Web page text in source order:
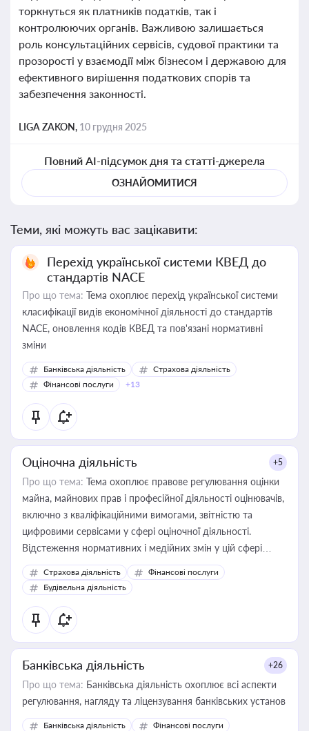
торкнуться як платників податків, так і
контролюючих органів. Важливою залишається
роль консультаційних сервісів, судової практики та
прозорості у взаємодії між бізнесом і державою для
ефективного вирішення податкових спорів та
забезпечення законності.
LIGA ZAKON, 10 грудня 2025
Повний AI-підсумок дня та статті-джерела
ОЗНАЙОМИТИСЯ
Теми, які можуть вас зацікавити:
Перехід української системи КВЕД до
стандартів NACE
Про що тема: Тема охоплює перехід української системи
класифікації видів економічної діяльності до стандартів
NACE, оновлення кодів КВЕД та пов'язані нормативні
зміни
Банківська діяльність
Страхова діяльність
Фінансові послуги
+13
Оціночна діяльність +5
Про що тема: Тема охоплює правове регулювання оцінки
майна, майнових прав і професійної діяльності оцінювачів,
включно з кваліфікаційними вимогами, звітністю та
цифровими сервісами у сфері оціночної діяльності.
Відстеження нормативних і медійних змін у цій сфері
корисне для власника бізнесу, керівника, юриста або
бухгалтера під час оподаткування, приватизації, оренди
державного майна, корпоративних угод і перевірки
статусу суб'єктів оціночної діяльності
Страхова діяльність
Фінансові послуги
Будівельна діяльність
Банківська діяльність +26
Про що тема: Банківська діяльність охоплює всі аспекти
регулювання, нагляду та ліцензування банківських установ
Банківська діяльність Фінансові послуги